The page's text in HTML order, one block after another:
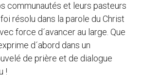
communautés et leurs pasteurs
résolu dans la parole du Christ
force d´avancer au large. Que
d´abord dans un
de prière et de dialogue
!